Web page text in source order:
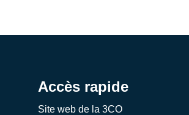
Accès rapide
Site web de la 3CO